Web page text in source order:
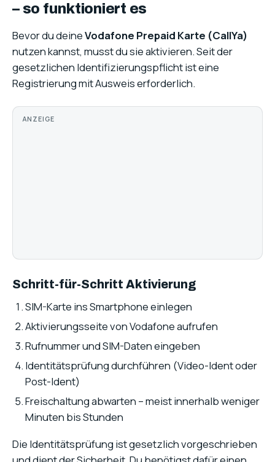
– so funktioniert es
Bevor du deineVodafone Prepaid Karte (CallYa)
nutzen kannst, musst du sie aktivieren. Seit der
gesetzlichen Identifizierungspflicht ist eine
Registrierung mit Ausweis erforderlich.
ANZEIGE
Schritt-für-Schritt Aktivierung
SIM-Karte ins Smartphone einlegen
Aktivierungsseite von Vodafone aufrufen
Rufnummer und SIM-Daten eingeben
Identitätsprüfung durchführen (Video-Ident oder
Post-Ident)
Freischaltung abwarten – meist innerhalb weniger
Minuten bis Stunden
Die Identitätsprüfung ist gesetzlich vorgeschrieben